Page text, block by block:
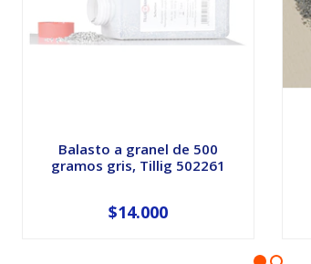
Balasto a granel de 500
gramos gris, Tillig 502261
$14.000